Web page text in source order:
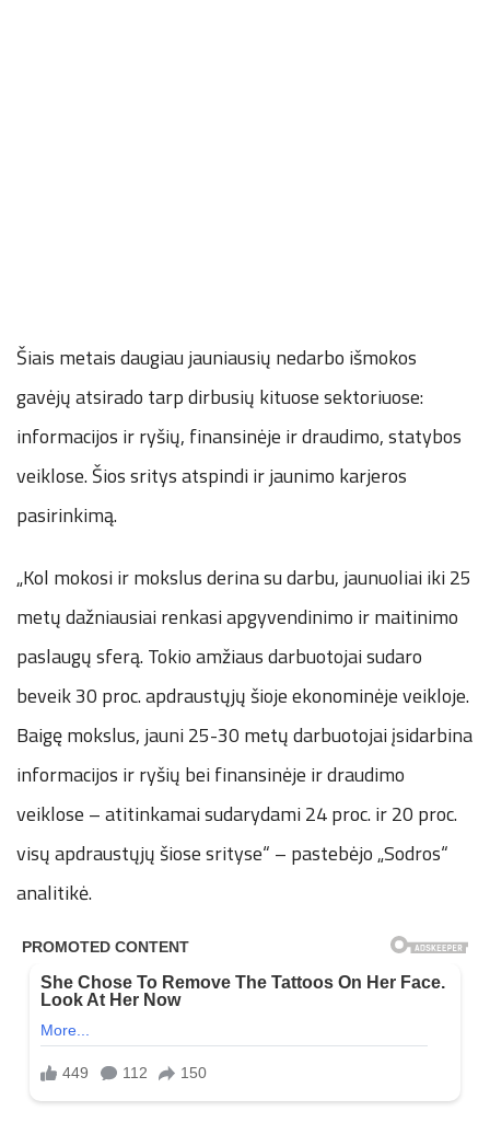
Šiais metais daugiau jauniausių nedarbo išmokos
gavėjų atsirado tarp dirbusių kituose sektoriuose:
informacijos ir ryšių, finansinėje ir draudimo, statybos
veiklose. Šios sritys atspindi ir jaunimo karjeros
pasirinkimą.
„Kol mokosi ir mokslus derina su darbu, jaunuoliai iki 25
metų dažniausiai renkasi apgyvendinimo ir maitinimo
paslaugų sferą. Tokio amžiaus darbuotojai sudaro
beveik 30 proc. apdraustųjų šioje ekonominėje veikloje.
Baigę mokslus, jauni 25-30 metų darbuotojai įsidarbina
informacijos ir ryšių bei finansinėje ir draudimo
veiklose – atitinkamai sudarydami 24 proc. ir 20 proc.
visų apdraustųjų šiose srityse“ – pastebėjo „Sodros“
analitikė.